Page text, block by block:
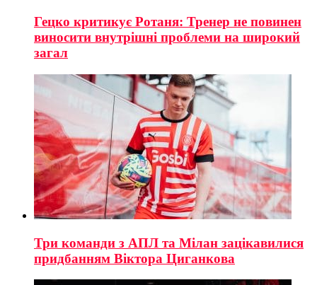
Гецко критикує Ротаня: Тренер не повинен
виносити внутрішні проблеми на широкий
загал
Три команди з АПЛ та Мілан зацікавилися
придбанням Віктора Циганкова